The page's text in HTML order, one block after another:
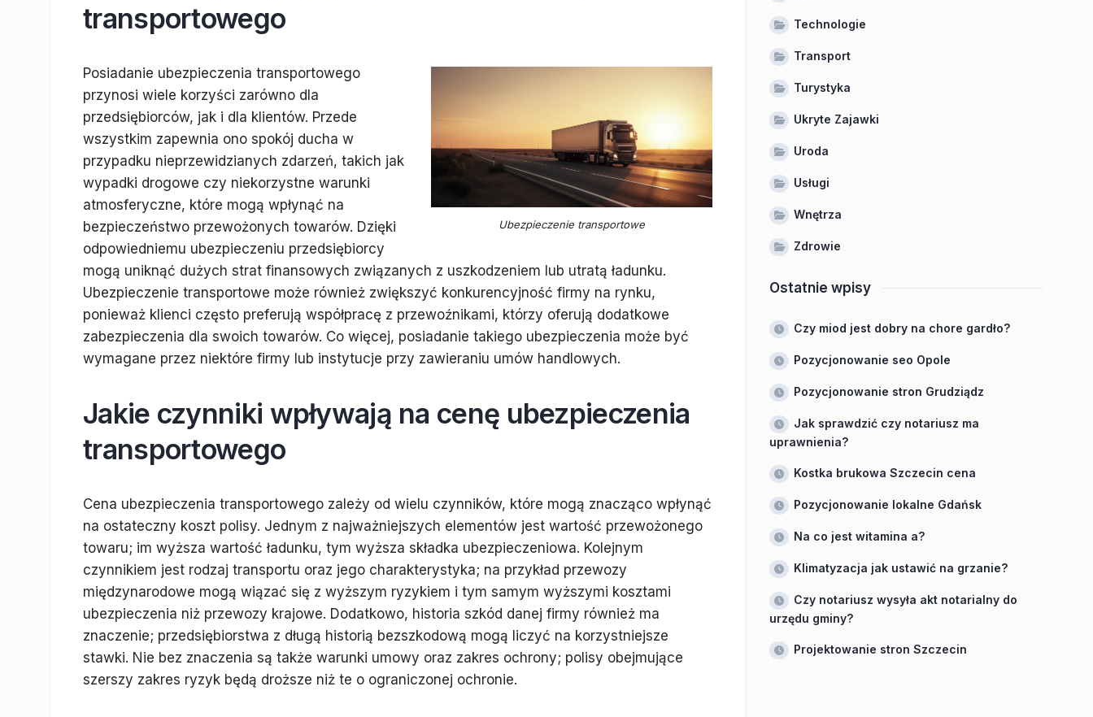
transportowego
Ubezpieczenie transportowe
Posiadanie ubezpieczenia transportowego
przynosi wiele korzyści zarówno dla
przedsiębiorców, jak i dla klientów. Przede
wszystkim zapewnia ono spokój ducha w
przypadku nieprzewidzianych zdarzeń, takich jak
wypadki drogowe czy niekorzystne warunki
atmosferyczne, które mogą wpłynąć na
bezpieczeństwo przewożonych towarów. Dzięki
odpowiedniemu ubezpieczeniu przedsiębiorcy
mogą uniknąć dużych strat finansowych związanych z uszkodzeniem lub utratą ładunku.
Ubezpieczenie transportowe może również zwiększyć konkurencyjność firmy na rynku,
ponieważ klienci często preferują współpracę z przewoźnikami, którzy oferują dodatkowe
zabezpieczenia dla swoich towarów. Co więcej, posiadanie takiego ubezpieczenia może być
wymagane przez niektóre firmy lub instytucje przy zawieraniu umów handlowych.
Jakie czynniki wpływają na cenę ubezpieczenia
transportowego
Cena ubezpieczenia transportowego zależy od wielu czynników, które mogą znacząco wpłynąć
na ostateczny koszt polisy. Jednym z najważniejszych elementów jest wartość przewożonego
towaru; im wyższa wartość ładunku, tym wyższa składka ubezpieczeniowa. Kolejnym
czynnikiem jest rodzaj transportu oraz jego charakterystyka; na przykład przewozy
międzynarodowe mogą wiązać się z wyższym ryzykiem i tym samym wyższymi kosztami
ubezpieczenia niż przewozy krajowe. Dodatkowo, historia szkód danej firmy również ma
znaczenie; przedsiębiorstwa z długą historią bezszkodową mogą liczyć na korzystniejsze
stawki. Nie bez znaczenia są także warunki umowy oraz zakres ochrony; polisy obejmujące
szerszy zakres ryzyk będą droższe niż te o ograniczonej ochronie.
Technologie
Transport
Turystyka
Ukryte Zajawki
Uroda
Usługi
Wnętrza
Zdrowie
Ostatnie wpisy
Czy miod jest dobry na chore gardło?
Pozycjonowanie seo Opole
Pozycjonowanie stron Grudziądz
Jak sprawdzić czy notariusz ma
uprawnienia?
Kostka brukowa Szczecin cena
Pozycjonowanie lokalne Gdańsk
Na co jest witamina a?
Klimatyzacja jak ustawić na grzanie?
Czy notariusz wysyła akt notarialny do
urzędu gminy?
Projektowanie stron Szczecin